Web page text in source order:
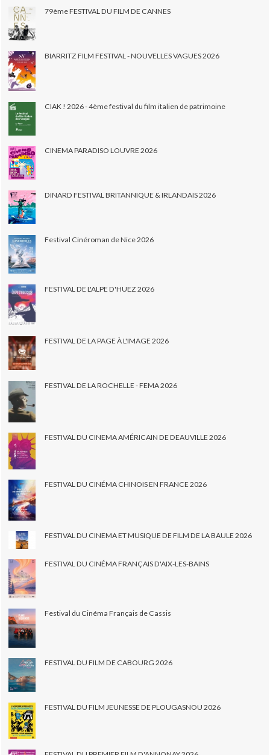
79ème FESTIVAL DU FILM DE CANNES
BIARRITZ FILM FESTIVAL - NOUVELLES VAGUES 2026
CIAK ! 2026 - 4ème festival du film italien de patrimoine
CINEMA PARADISO LOUVRE 2026
DINARD FESTIVAL BRITANNIQUE & IRLANDAIS 2026
Festival Cinéroman de Nice 2026
FESTIVAL DE L'ALPE D'HUEZ 2026
FESTIVAL DE LA PAGE À L'IMAGE 2026
FESTIVAL DE LA ROCHELLE - FEMA 2026
FESTIVAL DU CINEMA AMÉRICAIN DE DEAUVILLE 2026
FESTIVAL DU CINÉMA CHINOIS EN FRANCE 2026
FESTIVAL DU CINEMA ET MUSIQUE DE FILM DE LA BAULE 2026
FESTIVAL DU CINÉMA FRANÇAIS D'AIX-LES-BAINS
Festival du Cinéma Français de Cassis
FESTIVAL DU FILM DE CABOURG 2026
FESTIVAL DU FILM JEUNESSE DE PLOUGASNOU 2026